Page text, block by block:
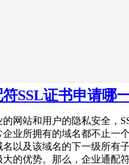
SSL证书申请哪
的网站和用户的隐私安全，
业所拥有的域名都不止一
名以及该域名的下一级所有
大的优势。那么，企业通配